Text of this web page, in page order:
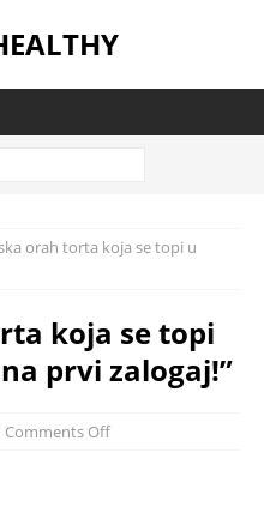
orah torta koja se topi u
koja se topi
prvi zalogaj!”
Comments Off